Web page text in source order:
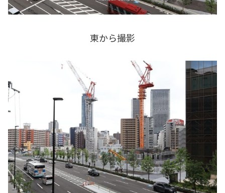
東から撮影